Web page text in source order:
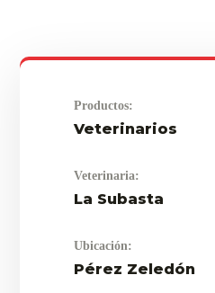
Productos:
Veterinarios
Veterinaria:
La Subasta
Ubicación:
Pérez Zeledón